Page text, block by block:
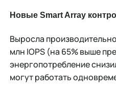
Новые Smart Array
Выросла
млн IOPS (на 65% выше
энергопотребление
могут работать